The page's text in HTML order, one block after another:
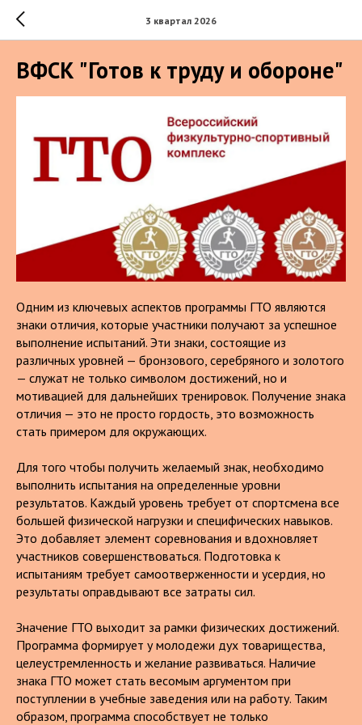
3 квартал 2026
ВФСК "Готов к труду и обороне"
Одним из ключевых аспектов программы ГТО являются
знаки отличия, которые участники получают за успешное
выполнение испытаний. Эти знаки, состоящие из
различных уровней — бронзового, серебряного и золотого
— служат не только символом достижений, но и
мотивацией для дальнейших тренировок. Получение знака
отличия — это не просто гордость, это возможность
стать примером для окружающих.
Для того чтобы получить желаемый знак, необходимо
выполнить испытания на определенные уровни
результатов. Каждый уровень требует от спортсмена все
большей физической нагрузки и специфических навыков.
Это добавляет элемент соревнования и вдохновляет
участников совершенствоваться. Подготовка к
испытаниям требует самоотверженности и усердия, но
результаты оправдывают все затраты сил.
Значение ГТО выходит за рамки физических достижений.
Программа формирует у молодежи дух товарищества,
целеустремленность и желание развиваться. Наличие
знака ГТО может стать весомым аргументом при
поступлении в учебные заведения или на работу. Таким
образом, программа способствует не только